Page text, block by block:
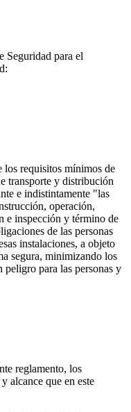
Seguridad para el
requisitos mínimos de
transporte y distribución
e indistintamente "las
operación,
e inspección y término de
de las personas
instalaciones, a objeto
segura, minimizando los
peligro para las personas y
reglamento, los
alcance que en este